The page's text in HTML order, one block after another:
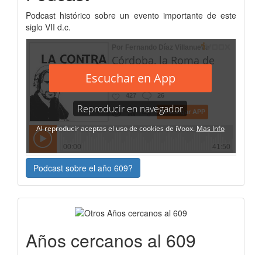
Podcast histórico sobre un evento importante de este
siglo VII d.c.
Podcast sobre el año 609?
Años cercanos al 609